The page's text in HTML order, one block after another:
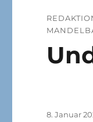
8. Januar